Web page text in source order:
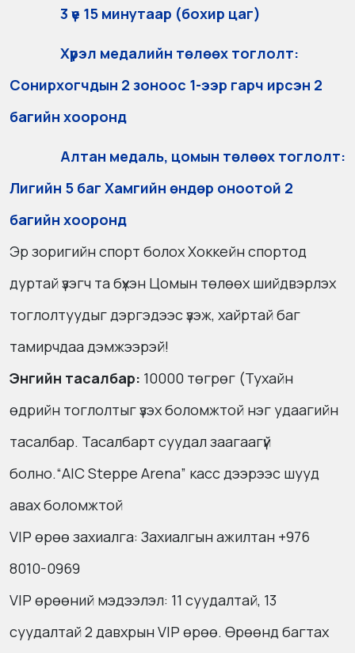
3 үе 15 минутаар (бохир цаг)
Хүрэл медалийн төлөөх тоглолт:
Сонирхогчдын 2 зоноос 1-ээр гарч ирсэн 2
багийн хооронд
Алтан медаль, цомын төлөөх тоглолт:
Лигийн 5 баг Хамгийн өндөр оноотой 2
багийн хооронд
Эр зоригийн спорт болох Хоккейн спортод
дуртай үзэгч та бүхэн Цомын төлөөх шийдвэрлэх
тоглолтуудыг дэргэдээс үзэж, хайртай баг
тамирчдаа дэмжээрэй!
Энгийн тасалбар: 10000 төгрөг (Тухайн
өдрийн тоглолтыг үзэх боломжтой нэг удаагийн
тасалбар. Тасалбарт суудал заагаагүй
болно.“AIC Steppe Arena” касс дээрээс шууд
авах боломжтой
VIP өрөө захиалга: Захиалгын ажилтан +976
8010-0969
VIP өрөөний мэдээлэл: 11 суудалтай, 13
суудалтай 2 давхрын VIP өрөө. Өрөөнд багтах